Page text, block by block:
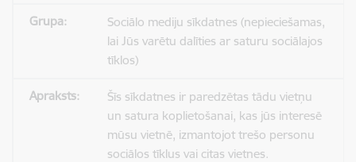
Sociālo mediju sīkdatnes (nepieciešamas,
lai Jūs varētu dalīties ar saturu sociālajos
tīklos)
Šīs sīkdatnes ir paredzētas tādu vietņu
un satura koplietošanai, kas jūs interesē
mūsu vietnē, izmantojot trešo personu
sociālos tīklus vai citas vietnes.